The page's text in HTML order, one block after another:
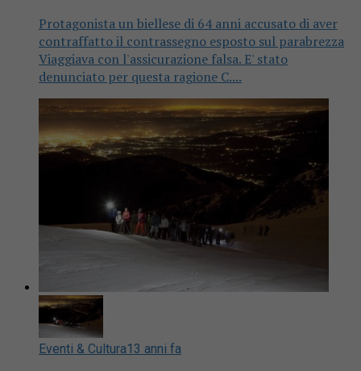
Protagonista un biellese di 64 anni accusato di aver
contraffatto il contrassegno esposto sul parabrezza
Viaggiava con l'assicurazione falsa. E' stato
denunciato per questa ragione C....
Eventi & Cultura13 anni fa